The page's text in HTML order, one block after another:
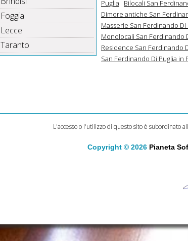
Foggia
Lecce
Taranto
Puglia
Bilocali San
Dimore antiche San
Masserie San Ferdinando Di
Monolocali San Ferdinando
Residence San Ferdinando
San Ferdinando Di Puglia in
L'accesso o l'utilizzo di questo sito è subordinato
Copyright © 2026 Pianeta